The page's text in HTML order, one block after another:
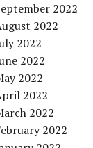
2022
2022
2022
2022
2022
2022
2022
2022